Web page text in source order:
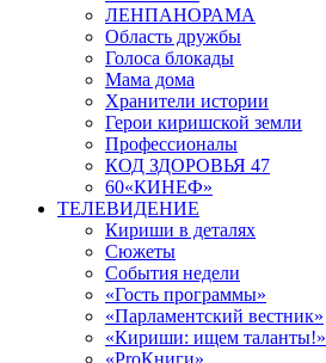
ЛЕНПАНОРАМА
Область дружбы
Голоса блокады
Мама дома
Хранители истории
Герои киришской земли
Профессионалы
КОД ЗДОРОВЬЯ 47
60«КИНЕФ»
ТЕЛЕВИДЕНИЕ
Кириши в деталях
Сюжеты
События недели
«Гость программы»
«Парламентский вестник»
«Кириши: ищем таланты!»
«ProКниги»